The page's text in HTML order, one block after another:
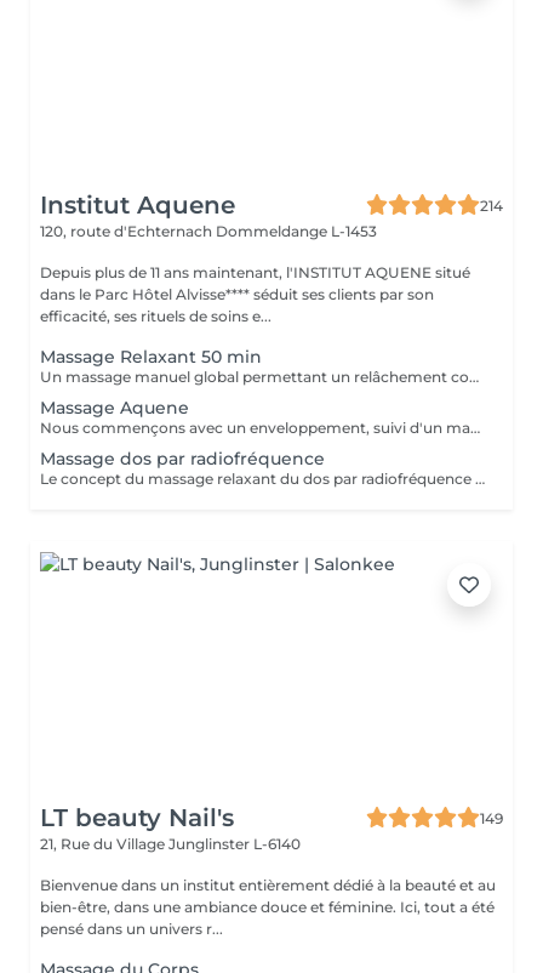
Institut Aquene
214
120, route d'Echternach Dommeldange L-1453
Depuis plus de 11 ans maintenant, l'INSTITUT AQUENE situé
dans le Parc Hôtel Alvisse**** séduit ses clients par son
efficacité, ses rituels de soins e...
Massage Relaxant 50 min
Un massage manuel global permettant un relâchement complet du corps
Massage Aquene
Nous commençons avec un enveloppement, suivi d'un massage unique. Ce massage, revitalisant et surtout énergisant.
Massage dos par radiofréquence
Le concept du massage relaxant du dos par radiofréquence proposé par NANNIC est une approche innovante qui allie détente profonde et soin technologique avancé. Grâce à l'utilisation de la radiofréquence, ce massage permet de chauffer en douceur les tissus cutanés et sous-cutanés, favorisant une relaxation musculaire optimale tout en stimulant la microcirculation. Cette méthode procure un double bénéfice: -Bien-être immédiat -Soin en profondeur Le massage relaxant du dos par radiofréquence NANNIC est idéal pour les personnes recherchant une expérience de détente haut de gamme associée aux bienfaits esthétiques visibles. C'est un véritable moment de soin holistique, à la fois apaisant pour l'esprit et régénérant pour le corps.
LT beauty Nail's
149
21, Rue du Village Junglinster L-6140
Bienvenue dans un institut entièrement dédié à la beauté et au
bien-être, dans une ambiance douce et féminine. Ici, tout a été
pensé dans un univers r...